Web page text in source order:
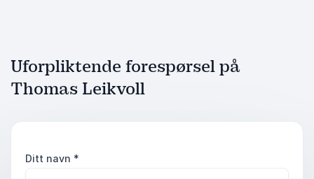
Uforpliktende forespørsel på
Thomas Leikvoll
Ditt navn *